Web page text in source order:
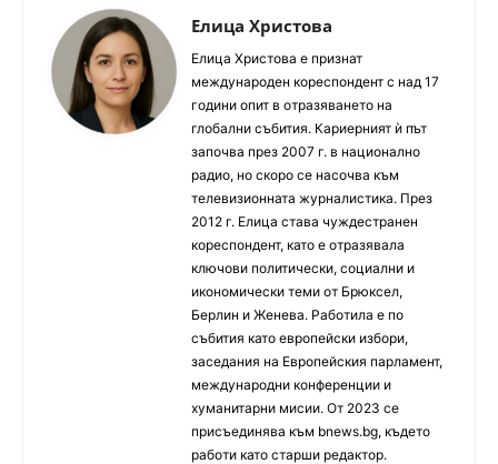
Елица Христова
Елица Христова е признат
международен кореспондент с над 17
години опит в отразяването на
глобални събития. Кариерният ѝ път
започва през 2007 г. в национално
радио, но скоро се насочва към
телевизионната журналистика. През
2012 г. Елица става чуждестранен
кореспондент, като е отразявала
ключови политически, социални и
икономически теми от Брюксел,
Берлин и Женева. Работила е по
събития като европейски избори,
заседания на Европейския парламент,
международни конференции и
хуманитарни мисии. От 2023 се
присъединява към bnews.bg, където
работи като старши редактор.